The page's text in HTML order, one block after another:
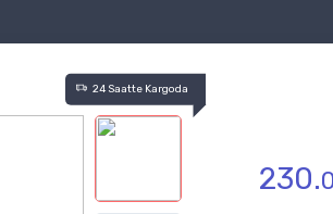
24 Saatte Kargoda
230.